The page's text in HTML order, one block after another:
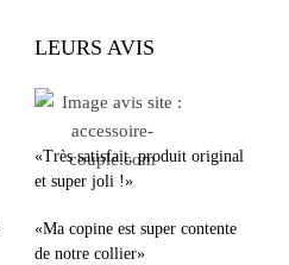
LEURS AVIS
«Très satisfait, produit original
et super joli !»
«Ma copine est super contente
de notre collier»